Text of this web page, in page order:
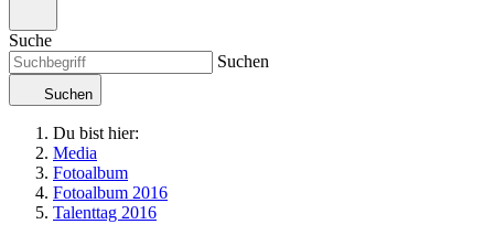
Suche
Suchen
Suchen
Du bist hier:
Media
Fotoalbum
Fotoalbum 2016
Talenttag 2016